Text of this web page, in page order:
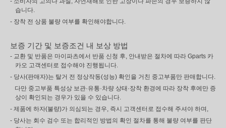
습니다.
- 장착 전 상품 불량 여부를 확인해야합니다.
보증 기간 및 보증조건 내 보상 방법
- 교환 및 반품은 마이파츠에서 반품 신청 후, 안내받은 절차에 따라 Gparts 카
카오 고객센터로 접수해야 진행됩니다.
- 당사(판매자)는 탈거 전 정상작동(성능) 확인을 거친 중고부품만 판매합니다.
다만 중고부품 특성상 보관·유통·차량 상태·장착 환경에 따라 장착 후에만 증
상이 확인되는 경우가 있을 수 있습니다.
- 제품에 하자(불량)가 의심되는 경우, 즉시 고객센터로 접수해 주셔야 하며,
- 당사는 회수 검수 또는 합리적인 방법의 확인 절차를 통해 불량 여부를 판단